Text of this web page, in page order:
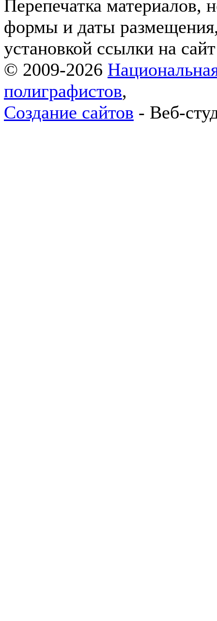
Перепечатка материалов,
формы и даты
установкой ссылки на
© 2009-2026
полиграфистов,
Создание сайтов - Веб-